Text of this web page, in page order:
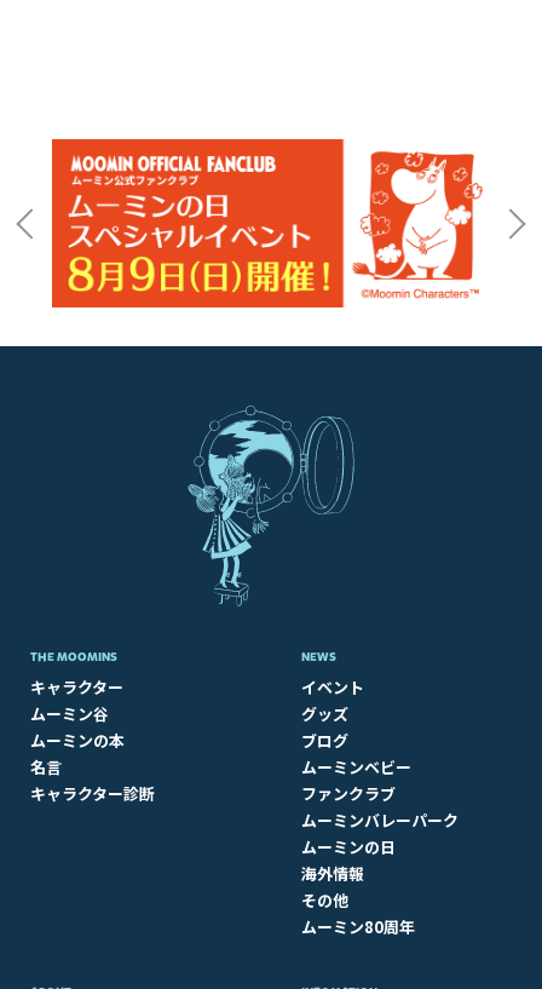
THE MOOMINS
キャラクター
ムーミン谷
ムーミンの本
名言
キャラクター診断
NEWS
イベント
グッズ
ブログ
ムーミンベビー
ファンクラブ
ムーミンバレーパーク
ムーミンの日
海外情報
その他
ムーミン80周年